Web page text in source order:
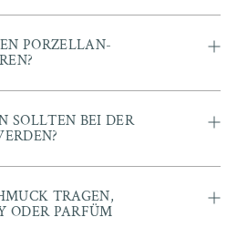
PORZELLAN-
SOLLTEN BEI DER
TRAGEN,
ODER PARFÜM